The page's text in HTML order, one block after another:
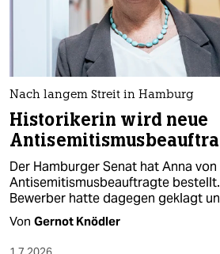
wahrheit
verlag
verlag
veranstaltungen
shop
Nach langem Streit in Hamburg
Historikerin wird neue
Der Hamburger Senat hat Anna
Antisemitismusbeauftragte
Bewerber hatte dagegen geklagt
Von Gernot Knödler